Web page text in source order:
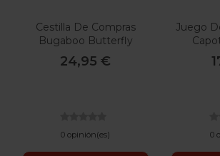
Cestilla De Compras
Bugaboo Butterfly
24,95 €
0 opinión(es)
Juego
0